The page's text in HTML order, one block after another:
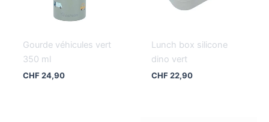
Gourde véhicules vert
350 ml
CHF24,90
Lunch box silicone
dino vert
CHF22,90